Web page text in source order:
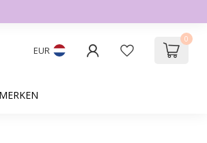
EUR
0
MERKEN